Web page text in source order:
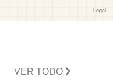
VER TODO